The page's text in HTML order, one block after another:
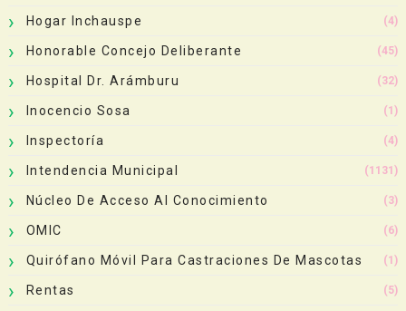
Hogar Inchauspe (4)
Honorable Concejo Deliberante (45)
Hospital Dr. Arámburu (32)
Inocencio Sosa (1)
Inspectoría (4)
Intendencia Municipal (1131)
Núcleo De Acceso Al Conocimiento (3)
OMIC (6)
Quirófano Móvil Para Castraciones De Mascotas (1)
Rentas (5)